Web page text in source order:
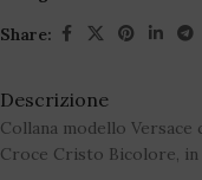
Share:
Descrizione
Collana modello
Croce Cristo Bicolore, in